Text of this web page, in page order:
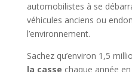
automobilistes à se
véhicules anciens ou
l’environnement.
Sachez qu’environ 1,5
la casse chaque année